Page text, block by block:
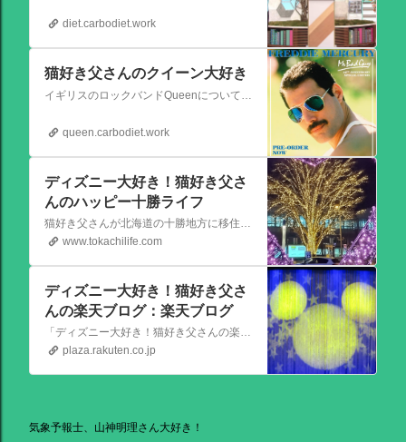
diet.carbodiet.work
猫好き父さんのクイーン大好き
queen.carbodiet.work
ディズニー大好き！猫好き父さ
んのハッピー十勝ライフ
猫好き父さんが北海道の十勝地方に移住しました。なれない北海道の暮らしについてお伝えします。
www.tokachilife.com
ディズニー大好き！猫好き父さ
んの楽天ブログ：楽天ブログ
「ディズニー大好き！猫好き父さんの楽天ブログ」にようこそ！ いろんなブログサービスが廃止になるなか満を持して楽天ブログをはじめようと思います。 よろしくお願いいたします。
plaza.rakuten.co.jp
気象予報士、山神明理さん大好き！